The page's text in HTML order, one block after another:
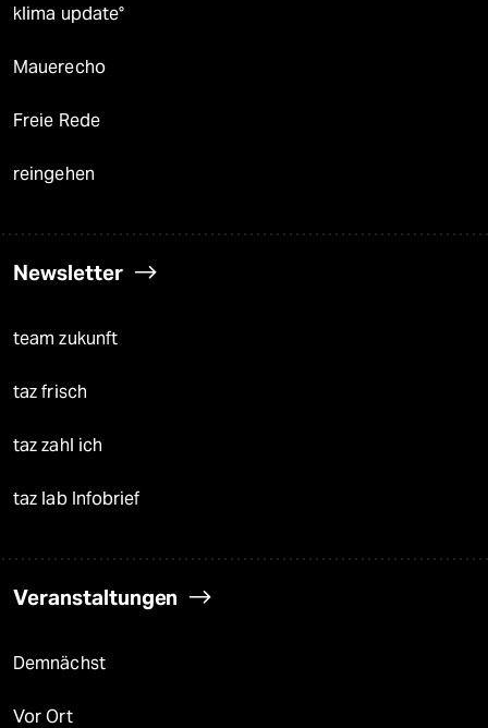
klima update°
Mauerecho
Freie Rede
reingehen
Newsletter
team zukunft
taz frisch
taz zahl ich
taz lab Infobrief
Veranstaltungen
Demnächst
Vor Ort